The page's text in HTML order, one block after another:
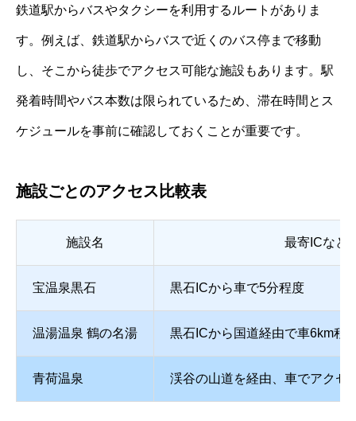
鉄道駅からバスやタクシーを利用するルートがありま
す。例えば、鉄道駅からバスで近くのバス停まで移動
し、そこから徒歩でアクセス可能な施設もあります。駅
発着時間やバス本数は限られているため、滞在時間とス
ケジュールを事前に確認しておくことが重要です。
施設ごとのアクセス比較表
施設名 最寄ICなど
宝温泉黒石 黒石ICから車で5分程度
温湯温泉 鶴の名湯 黒石ICから国道経由で車6km程
青荷温泉 渓谷の山道を経由、車でアクセ